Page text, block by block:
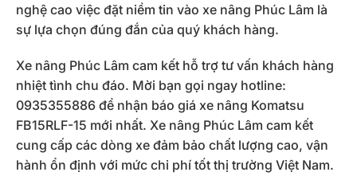
nghệ cao việc đặt niềm tin vào xe nâng Phúc Lâm là
sự lựa chọn đúng đắn của quý khách hàng.
Xe nâng Phúc Lâm cam kết hỗ trợ tư vấn khách hàng
nhiệt tình chu đáo. Mời bạn gọi ngay hotline:
0935355886 để nhận báo giá xe nâng Komatsu
FB15RLF-15 mới nhất. Xe nâng Phúc Lâm cam kết
cung cấp các dòng xe đảm bảo chất lượng cao, vận
hành ổn định với mức chi phí tốt thị trường Việt Nam.